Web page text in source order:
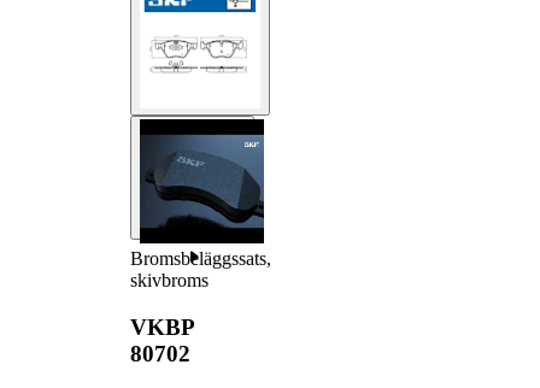
Bromsbeläggssats,
skivbroms
VKBP
80702